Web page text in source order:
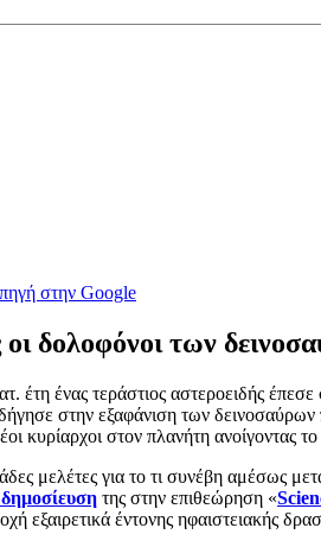
στην Google
οι δολοφόνοι των
έτη ένας τεράστιος αστεροειδής
στην εξαφάνιση των
κυρίαρχοι στον πλανήτη ανοίγοντας
μελέτες για το τι συνέβη αμέσως
δημοσίευση της στην επιθεώρηση «
εξαιρετικά έντονης ηφαιστειακής